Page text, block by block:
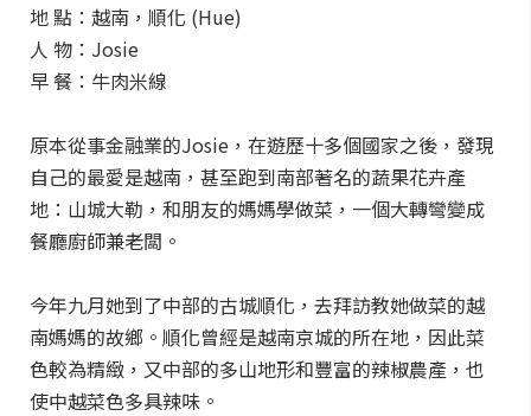
地 點：越南，順化 (Hue)
人 物：Josie
早 餐：牛肉米線
原本從事金融業的Josie，在遊歷十多個國家之後，發現
自己的最愛是越南，甚至跑到南部著名的蔬果花卉產
地：山城大勒，和朋友的媽媽學做菜，一個大轉彎變成
餐廳廚師兼老闆。
今年九月她到了中部的古城順化，去拜訪教她做菜的越
南媽媽的故鄉。順化曾經是越南京城的所在地，因此菜
色較為精緻，又中部的多山地形和豐富的辣椒農產，也
使中越菜色多具辣味。